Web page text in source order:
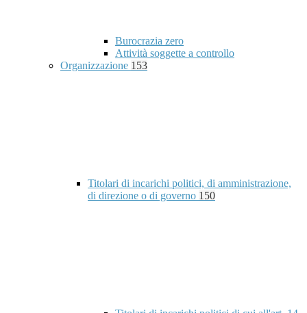
Burocrazia zero
Attività soggette a controllo
Organizzazione 153
Titolari di incarichi politici, di amministrazione,
di direzione o di governo 150